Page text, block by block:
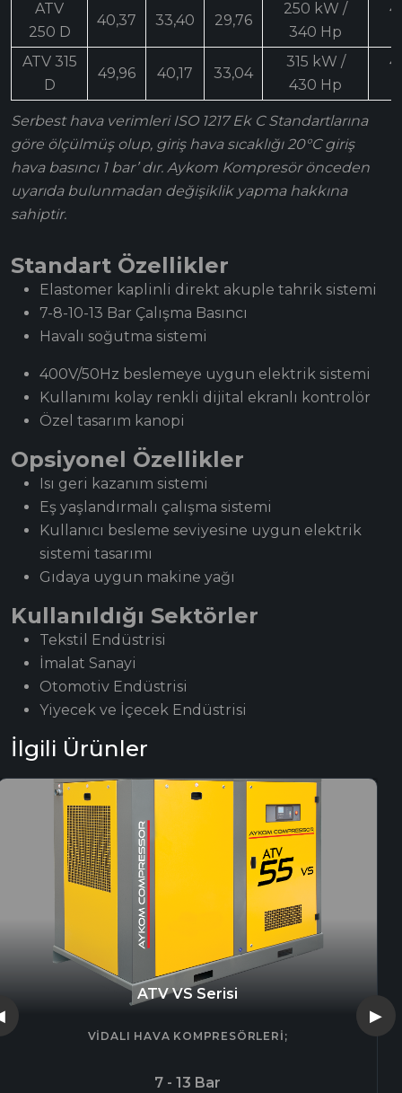
ATV
250 D
40,37 33,40 29,76
250 kW /
340 Hp
ATV 315
D
49,96 40,17 33,04
315 kW /
430 Hp
Serbest hava verimleri ISO 1217 Ek C Standartlarına
göre ölçülmüş olup, giriş hava sıcaklığı 20°C giriş
hava basıncı 1 bar’ dır. Aykom Kompresör önceden
uyarıda bulunmadan değişiklik yapma hakkına
sahiptir.
Standart Özellikler
Elastomer kaplinli direkt akuple tahrik sistemi
7-8-10-13 Bar Çalışma Basıncı
Havalı soğutma sistemi
400V/50Hz beslemeye uygun elektrik sistemi
Kullanımı kolay renkli dijital ekranlı kontrolör
Özel tasarım kanopi
Opsiyonel Özellikler
Isı geri kazanım sistemi
Eş yaşlandırmalı çalışma sistemi
Kullanıcı besleme seviyesine uygun elektrik
sistemi tasarımı
Gıdaya uygun makine yağı
Kullanıldığı Sektörler
Tekstil Endüstrisi
İmalat Sanayi
Otomotiv Endüstrisi
Yiyecek ve İçecek Endüstrisi
İlgili Ürünler
ATV VS Serisi
VIDALI HAVA KOMPRESÖRLERI;
7 - 13 Bar
▶